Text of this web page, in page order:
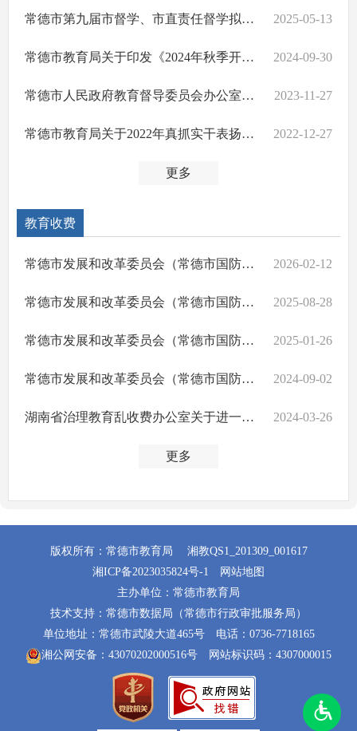
2025-05-13
常德市第九届市督学、市直责任督学拟聘人员名单公示
2024-09-30
常德市教育局关于印发《2024年秋季开学工作督导检查方案》的通知
2023-11-27
常德市人民政府教育督导委员会办公室关于印发《2023年全市教育重点工作专项督导工作方案》的通知
2022-12-27
常德市教育局关于2022年真抓实干表扬激励建议名单的公示
更多
教育收费
2026-02-12
常德市发展和改革委员会（常德市国防动员办公室）等四部门关于2026年春季中小学收费有关事项的通知
2025-08-28
常德市发展和改革委员会（常德市国防动员办公室）等四部门关于2025年秋季中小学收费有关事项的通知
2025-01-26
常德市发展和改革委员会（常德市国防动员办公室）等四部门关于2025年春季中小学收费有关事项的通知
2024-09-02
常德市发展和改革委员会（常德市国防动员办公室）等四部门关于2024年秋季中小学收费有关事项的通知
2024-03-26
湖南省治理教育乱收费办公室关于进一步规范学校招生入学收费行为的通知
更多
版权所有：常德市教育局
湘教QS1_201309_001617
湘ICP备2023035824号-1
网站地图
主办单位：常德市教育局
技术支持：常德市数据局（常德市行政审批服务局）
单位地址：常德市武陵大道465号
电话：0736-7718165
湘公网安备：43070202000516号
网站标识码：4307000015